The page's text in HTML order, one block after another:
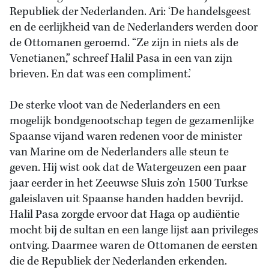
Republiek der Nederlanden. Ari: ‘De handelsgeest
en de eerlijkheid van de Nederlanders werden door
de Ottomanen geroemd. “Ze zijn in niets als de
Venetianen,” schreef Halil Pasa in een van zijn
brieven. En dat was een compliment.’
De sterke vloot van de Nederlanders en een
mogelijk bondgenootschap tegen de gezamenlijke
Spaanse vijand waren redenen voor de minister
van Marine om de Nederlanders alle steun te
geven. Hij wist ook dat de Watergeuzen een paar
jaar eerder in het Zeeuwse Sluis zo’n 1500 Turkse
galeislaven uit Spaanse handen hadden bevrijd.
Halil Pasa zorgde ervoor dat Haga op audiëntie
mocht bij de sultan en een lange lijst aan privileges
ontving. Daarmee waren de Ottomanen de eersten
die de Republiek der Nederlanden erkenden.